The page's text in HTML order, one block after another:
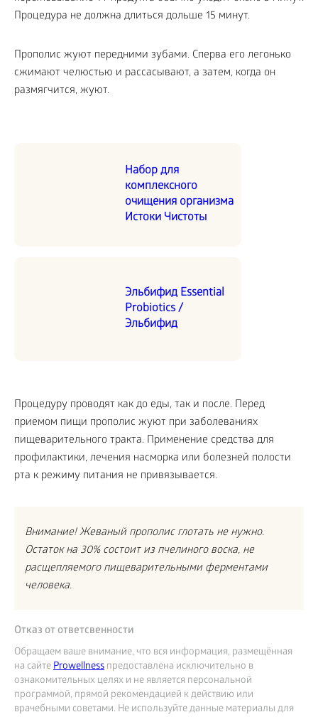
Процедура не должна длиться дольше 15 минут.
Прополис жуют передними зубами. Сперва его легонько
сжимают челюстью и рассасывают, а затем, когда он
размягчится, жуют.
Набор для
комплексного
очищения организма
Истоки Чистоты
Эльбифид Essential
Probiotics /
Эльбифид
Процедуру проводят как до еды, так и после. Перед
приемом пищи прополис жуют при заболеваниях
пищеварительного тракта. Применение средства для
профилактики, лечения насморка или болезней полости
рта к режиму питания не привязывается.
Внимание! Жеваный прополис глотать не нужно.
Остаток на 30% состоит из пчелиного воска, не
расщепляемого пищеварительными ферментами
человека.
Отказ от ответсвенности
Обращаем ваше внимание, что вся информация, размещённая
на сайтеProwellness предоставлена исключительно в
ознакомительных целях и не является персональной
программой, прямой рекомендацией к действию или
врачебными советами. Не используйте данные материалы для